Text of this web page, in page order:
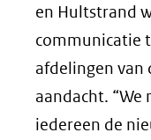
en Hultstrand
communicatie
afdelingen van
aandacht.
iedereen de